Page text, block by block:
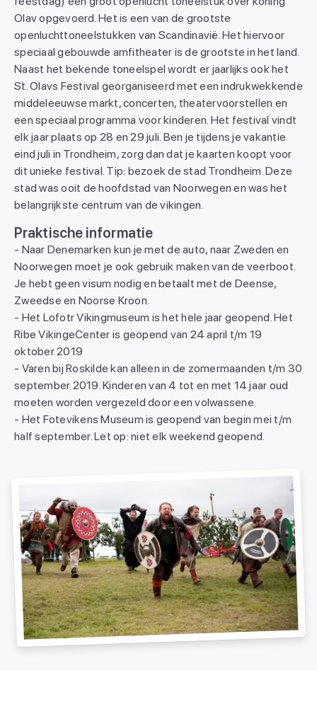
Olav opgevoerd. Het is een van de grootste
openluchttoneelstukken van Scandinavië. Het hiervoor
speciaal gebouwde amfitheater is de grootste in het land.
Naast het bekende toneelspel wordt er jaarlijks ook het
St. Olavs Festival georganiseerd met een indrukwekkende
middeleeuwse markt, concerten, theatervoorstellen en
een speciaal programma voor kinderen. Het festival vindt
elk jaar plaats op 28 en 29 juli. Ben je tijdens je vakantie
eind juli in Trondheim, zorg dan dat je kaarten koopt voor
dit unieke festival. Tip: bezoek de stad Trondheim. Deze
stad was ooit de hoofdstad van Noorwegen en was het
belangrijkste centrum van de vikingen.
Praktische informatie
- Naar Denemarken kun je met de auto, naar Zweden en
Noorwegen moet je ook gebruik maken van de veerboot.
Je hebt geen visum nodig en betaalt met de Deense,
Zweedse en Noorse Kroon.
- Het Lofotr Vikingmuseum is het hele jaar geopend. Het
Ribe VikingeCenter is geopend van 24 april t/m 19
oktober 2019
- Varen bij Roskilde kan alleen in de zomermaanden t/m 30
september 2019. Kinderen van 4 tot en met 14 jaar oud
moeten worden vergezeld door een volwassene.
- Het Fotevikens Museum is geopend van begin mei t/m
half september. Let op: niet elk weekend geopend.